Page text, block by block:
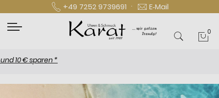
+49 7252 9739691 · E‑Mail
0
€ sparen *